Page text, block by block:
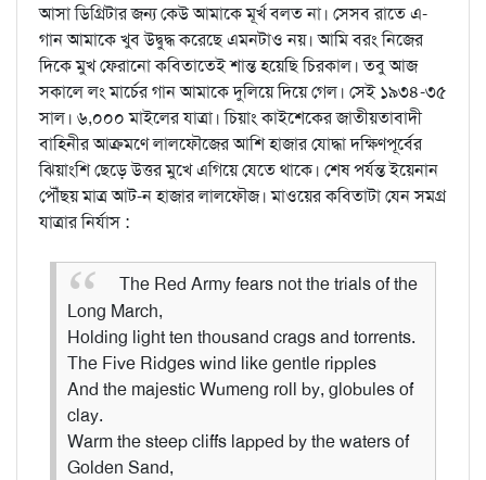
আসা ডিগ্রিটার জন্য কেউ আমাকে মূর্খ বলত না। সেসব রাতে এ-
গান আমাকে খুব উদ্বুদ্ধ করেছে এমনটাও নয়। আমি বরং নিজের
দিকে মুখ ফেরানো কবিতাতেই শান্ত হয়েছি চিরকাল। তবু আজ
সকালে লং মার্চের গান আমাকে দুলিয়ে দিয়ে গেল। সেই ১৯৩৪-৩৫
সাল। ৬,০০০ মাইলের যাত্রা। চিয়াং কাইশেকের জাতীয়তাবাদী
বাহিনীর আক্রমণে লালফৌজের আশি হাজার যোদ্ধা দক্ষিণপূর্বের
ঝিয়াংশি ছেড়ে উত্তর মুখে এগিয়ে যেতে থাকে। শেষ পর্যন্ত ইয়েনান
পৌঁছয় মাত্র আট-ন হাজার লালফৌজ। মাওয়ের কবিতাটা যেন সমগ্র
যাত্রার নির্যাস :
The Red Army fears not the trials of the
Long March,
Holding light ten thousand crags and torrents.
The Five Ridges wind like gentle ripples
And the majestic Wumeng roll by, globules of
clay.
Warm the steep cliffs lapped by the waters of
Golden Sand,